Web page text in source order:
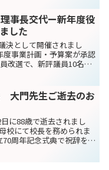
信は通常通りお送りいた
急...
事長交代ー新年度役
した
決として開催されまし
事業計画・予算案が承認
改選で、新評議員10名を
大門先生ご逝去のお
に88歳で逝去されまし
校にて校長を務められま
周年記念式典で祝辞を述